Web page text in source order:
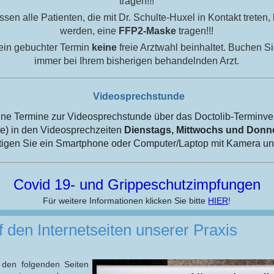
alle Patienten, die mit Dr. Schulte-Huxel in Kontakt treten,
werden, eine FFP2-Maske tragen!!!
gebuchter Termin keinefreie Arztwahl beinhaltet. Buchen
immer bei Ihrem bisherigen behandelnden Arzt.
Videosprechstunde
Termine zur Videosprechstunde über das Doctolib-
in den Videosprechzeiten Dienstags, Mittwochs und
Sie ein Smartphone oder Computer/Laptop mit Kamera
Covid 19- und Grippeschutzimpfungen
Für weitere Informationen klicken Sie bitte HIER!
den Internetseiten unserer Praxis
folgenden Seiten